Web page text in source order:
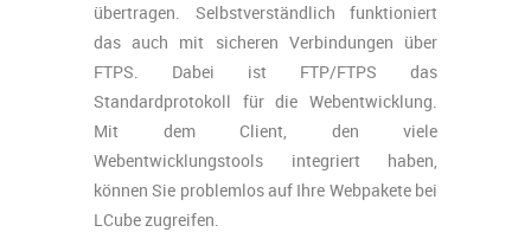
übertragen. Selbstverständlich funktioniert
das auch mit sicheren Verbindungen über
FTPS. Dabei ist FTP/FTPS das
Standardprotokoll für die Webentwicklung.
Mit dem Client, den viele
Webentwicklungstools integriert haben,
können Sie problemlos auf Ihre Webpakete bei
LCube zugreifen.